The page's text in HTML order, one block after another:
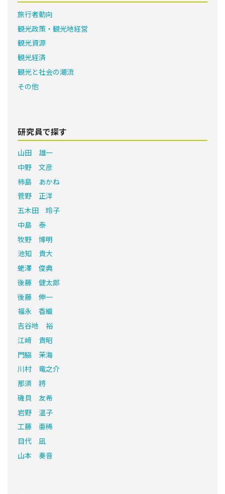
旅行者動向
観光政策・観光地経営
観光資源
観光経済
観光と社会の潮流
その他
研究員で探す
山田 雄一
中野 文彦
柿島 あかね
菅野 正洋
五木田 玲子
中島 泰
牧野 博明
池知 貴大
蛯澤 俊典
後藤 健太郎
後藤 伸一
福永 香織
吉谷地 裕
江﨑 貴昭
門脇 茉海
川村 竜之介
那須 將
磯貝 友希
岩野 温子
工藤 亜稀
目代 凪
山本 奏音